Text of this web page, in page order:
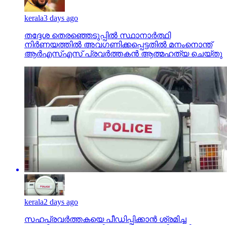
kerala3 days ago
തദ്ദേശ തെരഞ്ഞെടുപ്പില്‍ സ്ഥാനാര്‍ത്ഥി
നിര്‍ണയത്തില്‍ അവഗണിക്കപ്പെട്ടതില്‍ മനംനൊന്ത്
ആര്‍എസ്എസ് പ്രവര്‍ത്തകന്‍ ആത്മഹത്യ ചെയ്തു
kerala2 days ago
സഹപ്രവര്‍ത്തകയെ പീഡിപ്പിക്കാന്‍ ശ്രമിച്ച